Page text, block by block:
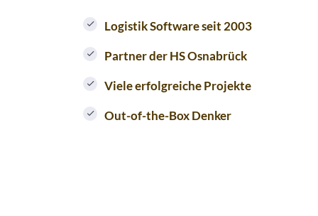
Logistik Software seit 2003
Partner der HS Osnabrück
Viele erfolgreiche Projekte
Out-of-the-Box Denker